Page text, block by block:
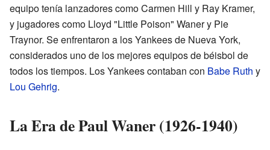
equipo tenía lanzadores como Carmen Hill y Ray Kramer,
y jugadores como Lloyd "Little Poison" Waner y Pie
Traynor. Se enfrentaron a los Yankees de Nueva York,
considerados uno de los mejores equipos de béisbol de
todos los tiempos. Los Yankees contaban con Babe Ruth y
Lou Gehrig.
La Era de Paul Waner (1926-1940)